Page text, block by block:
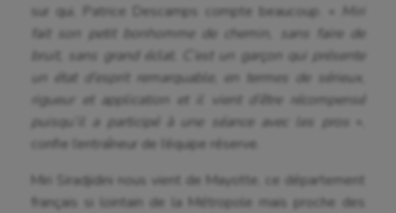
sur qui, Patrice Descamps compte beaucoup. «
fait son petit bonhomme de chemin, sans faire de
bruit, sans grand éclat. C’est un garçon qui présente
un état d’esprit remarquable, en termes de sérieux,
rigueur et application et il vient d’être récompensé
puisqu’il a participé à une séance avec les pros
confie l’entraîneur de l’équipe réserve.
Miri Siradjidini nous vient de Mayotte, ce département
français si lointain de la Métropole mais proche des